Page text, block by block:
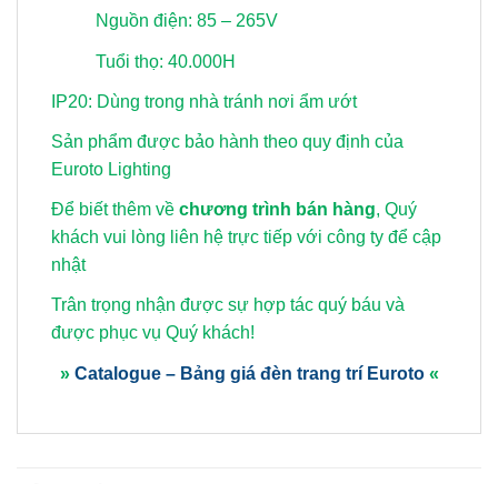
Nguồn điện: 85 – 265V
Tuổi thọ: 40.000H
IP20: Dùng trong nhà tránh nơi ẩm ướt
Sản phẩm được bảo hành theo quy định của
Euroto Lighting
Để biết thêm về chương trình bán hàng, Quý
khách vui lòng liên hệ trực tiếp với công ty để cập
nhật
Trân trọng nhận được sự hợp tác quý báu và
được phục vụ Quý khách!
» Catalogue – Bảng giá đèn trang trí Euroto «